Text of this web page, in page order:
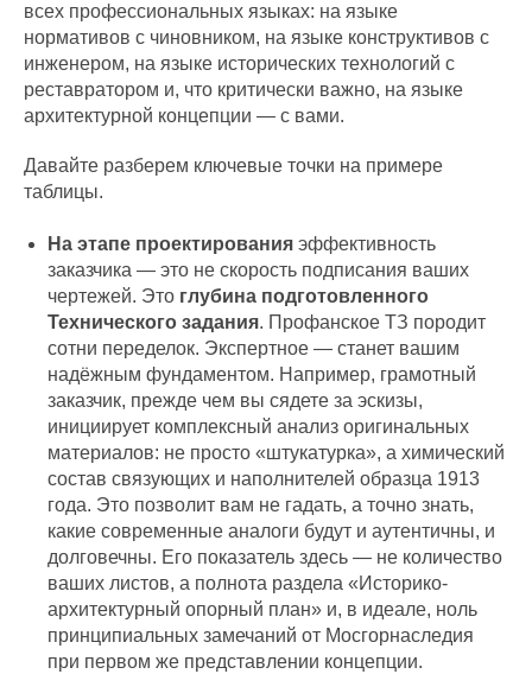
всех профессиональных языках: на языке
нормативов с чиновником, на языке конструктивов с
инженером, на языке исторических технологий с
реставратором и, что критически важно, на языке
архитектурной концепции — с вами.
Давайте разберем ключевые точки на примере
таблицы.
На этапе проектирования эффективность
заказчика — это не скорость подписания ваших
чертежей. Это глубина подготовленного
Технического задания. Профанское ТЗ породит
сотни переделок. Экспертное — станет вашим
надёжным фундаментом. Например, грамотный
заказчик, прежде чем вы сядете за эскизы,
инициирует комплексный анализ оригинальных
материалов: не просто «штукатурка», а химический
состав связующих и наполнителей образца 1913
года. Это позволит вам не гадать, а точно знать,
какие современные аналоги будут и аутентичны, и
долговечны. Его показатель здесь — не количество
ваших листов, а полнота раздела «Историко-
архитектурный опорный план» и, в идеале, ноль
принципиальных замечаний от Мосгорнаследия
при первом же представлении концепции.